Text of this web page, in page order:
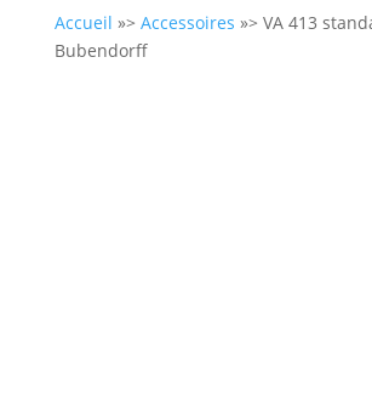
Accueil »> Accessoires »> VA 413
Bubendorff